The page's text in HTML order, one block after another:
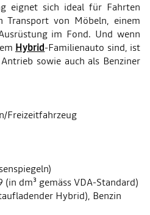
eignet sich ideal für Fahrten
Transport von Möbeln, einem
im Fond. Und wenn
Hybrid-Familienauto sind, ist
sowie auch als Benziner
Freizeitfahrzeug
dm³ gemäss VDA-Standard)
Hybrid), Benzin